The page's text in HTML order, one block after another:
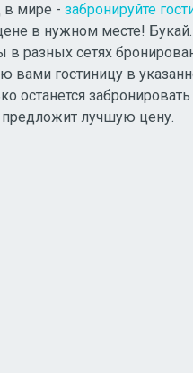
в мире - забронируйте
в нужном месте!
в разных сетях
вами гостиницу в
останется забронировать
лучшую цену.